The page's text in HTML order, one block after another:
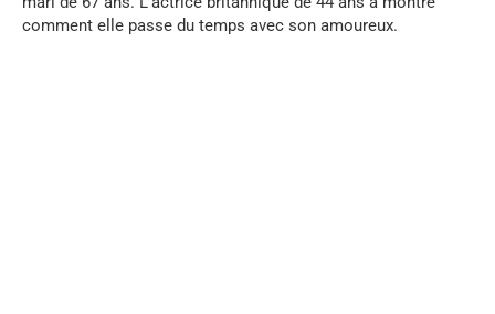
comment elle passe du temps avec son amoureux.